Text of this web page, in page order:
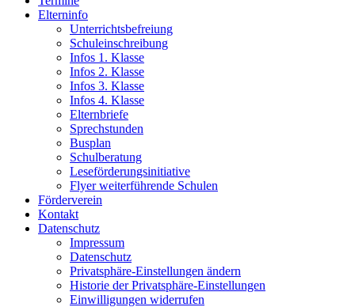
Elterninfo
Unterrichtsbefreiung
Schuleinschreibung
Infos 1. Klasse
Infos 2. Klasse
Infos 3. Klasse
Infos 4. Klasse
Elternbriefe
Sprechstunden
Busplan
Schulberatung
Leseförderungsinitiative
Flyer weiterführende Schulen
Förderverein
Kontakt
Datenschutz
Impressum
Datenschutz
Privatsphäre-Einstellungen ändern
Historie der Privatsphäre-Einstellungen
Einwilligungen widerrufen